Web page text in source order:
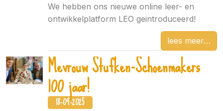
We hebben ons nieuwe online leer- en
ontwikkelplatform LEO geintroduceerd!
lees meer
Mevrouw Stufken-Schoenmakers
100 jaar!
18-09-2025